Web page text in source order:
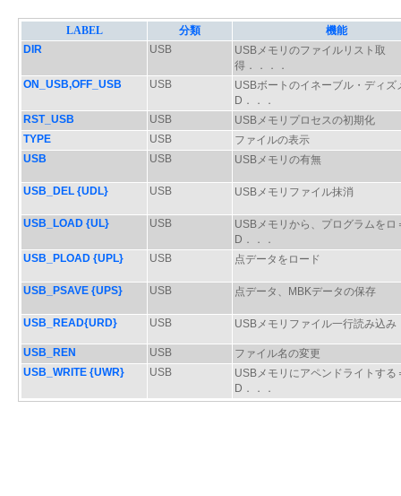
LABEL 分類
機能
DIR
USB
USBメモリのファイルリスト取
得．．．．
ON_USB,OFF_USB
USB
USBボートのイネーブル・ディズ
D．．．
RST_USB
USB
USBメモリプロセスの初期化
TYPE
USB
ファイルの表示
USB
USB USBメモリの有無
USB_DEL {UDL} USB USBメモリファイル抹消
USB_LOAD {UL} USB
USBメモリから、プログラムをロ
D．．．
USB_PLOAD {UPL}
USB 点データをロード
USB_PSAVE {UPS} USB 点データ、MBKデータの保存
USB_READ{URD} USB USBメモリファイル一行読み込み
USB_REN USB
ファイル名の変更
USB_WRITE {UWR}
USB
USBメモリにアペンドライトする
D．．．